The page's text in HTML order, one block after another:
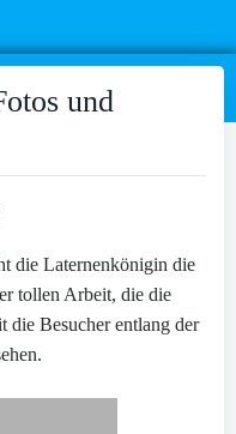
und
die Laternenkönigin die
tollen Arbeit, die die
die Besucher entlang der